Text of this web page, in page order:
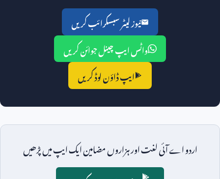
نیوز لیٹر سبسکرائب کریں
واٹس ایپ چینل جوائن کریں
ایپ ڈاؤن لوڈ کریں
اردو اے آئی لغت اور ہزاروں مضامین ایک ایپ میں پڑھیں